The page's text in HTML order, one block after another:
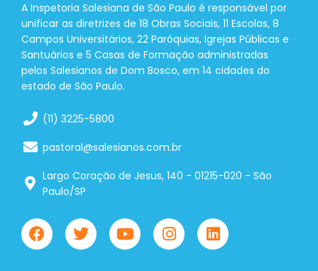
A Inspetoria Salesiana de São Paulo é responsável por
unificar as diretrizes de 18 Obras Sociais, 11 Escolas, 8
Campos Universitários, 22 Paróquias, Igrejas Públicas e
Santuários e 5 Casas de Formação administradas
pelos Salesianos de Dom Bosco, em 14 cidades do
estado de São Paulo.
(11) 3225-5800
pastoral@salesianos.com.br
Largo Coração de Jesus, 140 - 01215-020 - São
Paulo/SP